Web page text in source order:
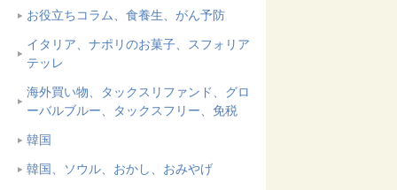
お役立ちコラム、食養生、がん予防
イタリア、ナポリのお菓子、スフォリア
テッレ
海外買い物、タックスリファンド、グロ
ーバルブルー、タックスフリー、免税
韓国
韓国、ソウル、おかし、おみやげ